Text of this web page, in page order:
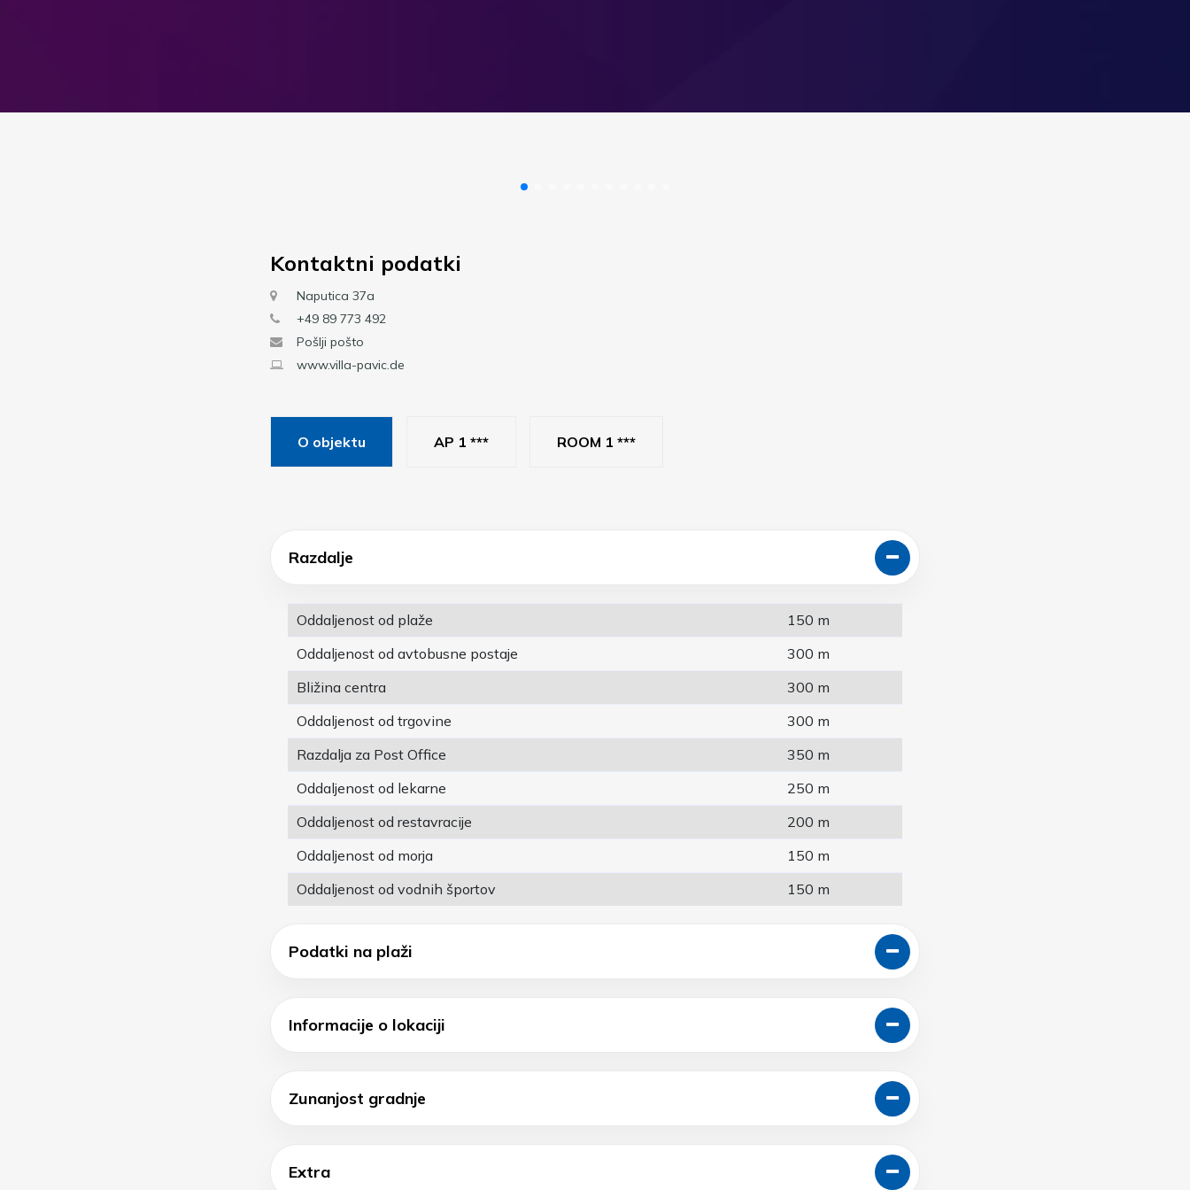
Kontaktni podatki
Naputica 37a
+49 89 773 492
Pošlji pošto
www.villa-pavic.de
O objektu AP 1 *** ROOM 1 ***
Razdalje
Oddaljenost od plaže
150 m
Oddaljenost od avtobusne postaje
300 m
Bližina centra
300 m
Oddaljenost od trgovine
300 m
Razdalja za Post Office
350 m
Oddaljenost od lekarne
250 m
Oddaljenost od restavracije
200 m
Oddaljenost od morja
150 m
Oddaljenost od vodnih športov
150 m
Podatki na plaži
Informacije o lokaciji
Zunanjost gradnje
Extra